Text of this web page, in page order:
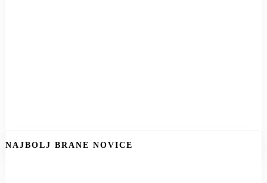
NAJBOLJ BRANE NOVICE